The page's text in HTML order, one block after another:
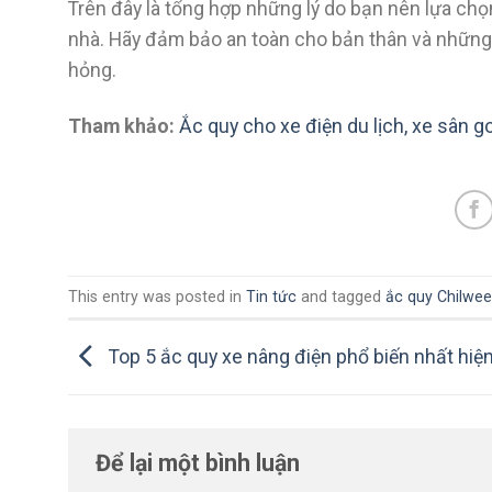
Trên đây là tổng hợp những lý do bạn nên lựa
nhà. Hãy đảm bảo an toàn cho bản thân và
hỏng.
Tham khảo: Ắc quy cho xe điện du lịch, xe sân
This entry was posted in Tin tức and tagged ắc quy Chilwee
Top 5 ắc quy xe nâng điện phổ biến nhất
Để lại một bình luận